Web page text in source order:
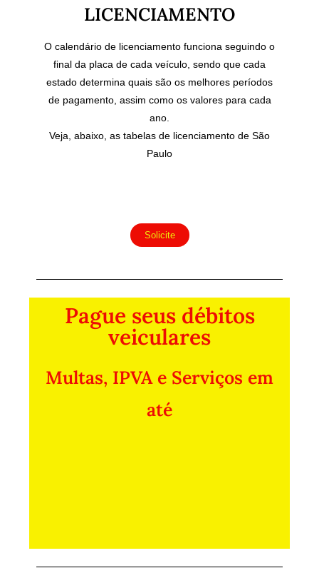
LICENCIAMENTO
O calendário de licenciamento funciona seguindo o
final da placa de cada veículo, sendo que cada
estado determina quais são os melhores períodos
de pagamento, assim como os valores para cada
ano.
Veja, abaixo, as tabelas de licenciamento de São
Paulo
Solicite
Pague seus débitos
veiculares
Multas, IPVA e Serviços em
até